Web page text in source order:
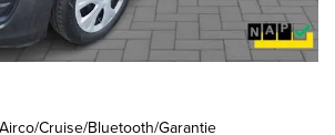
Cruise/Bluetooth/Garantie